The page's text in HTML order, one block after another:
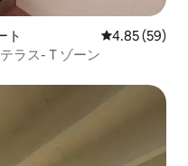
ト レビュー59
4.85 (59)
ラス- T ゾーン